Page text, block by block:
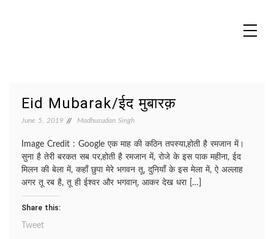
Eid Mubarak/ईद मुबारक़
June 5, 2019 Madhusudan Singh
Image Credit : Google एक माह की कठिन तपस्या,होती है रमजान में।
सुना है तेरी बरकत सब पर,होती है रमजान में, रोजे के इस पाक महीना, ईद
मिलन की बेला में, कहाँ छुपा मेरे भगवन तू, दुनियाँ के इस मेला में, ऐ अल्लाह
अगर तू रब है, तू ही ईश्वर और भगवान्, आकर देख धरा […]
Share this:
Tweet